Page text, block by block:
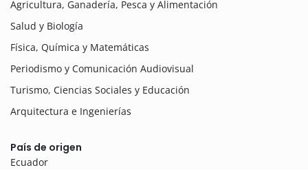
Agricultura, Ganadería, Pesca y Alimentación
Salud y Biología
Física, Química y Matemáticas
Periodismo y Comunicación Audiovisual
Turismo, Ciencias Sociales y Educación
Arquitectura e Ingenierías
País de origen
Ecuador